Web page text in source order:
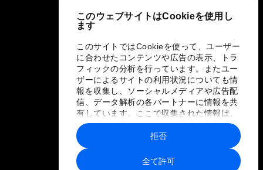
このウェブサイトはCookieを使用し
ます
このサイトではCookieを使って、ユーザー
に合わせたコンテンツや広告の表示、トラ
フィックの分析を行っています。またユー
ザーによるサイトの利用状況についても情
報を収集し、ソーシャルメディアや広告配
信、データ解析の各パートナーに情報を共
有しています。ここで収集された情報は、
ユーザーが各パートナーに提供した他の情
報や各パートナーのサービスを使用した際
に収集された情報と組み合わされ、各パー
トナーによって使用されることがありま
全て許可
拒否